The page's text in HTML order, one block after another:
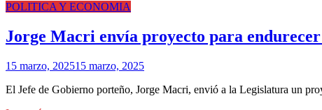
POLITICA Y ECONOMIA
Jorge Macri envía proyecto para
15 marzo, 202515 marzo, 2025
El Jefe de Gobierno porteño, Jorge Macri, envió a la Legislatura un